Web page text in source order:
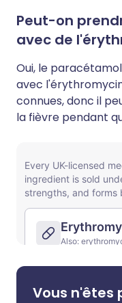
Peut-on
avec de
Oui, le
avec
connues, donc il
la fièvre pendant
Vous n'êtes